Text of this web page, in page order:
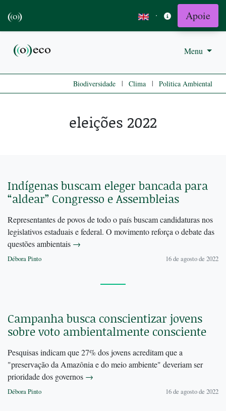
· Apoie
Menu
Biodiversidade | Clima | Politica Ambiental
eleições 2022
Indígenas buscam eleger bancada para
“aldear” Congresso e Assembleias
Representantes de povos de todo o país buscam candidaturas nos
legislativos estaduais e federal. O movimento reforça o debate das
questões ambientais →
Débora Pinto 16 de agosto de 2022
Campanha busca conscientizar jovens
sobre voto ambientalmente consciente
Pesquisas indicam que 27% dos jovens acreditam que a
"preservação da Amazônia e do meio ambiente" deveriam ser
prioridade dos governos →
Débora Pinto 16 de agosto de 2022